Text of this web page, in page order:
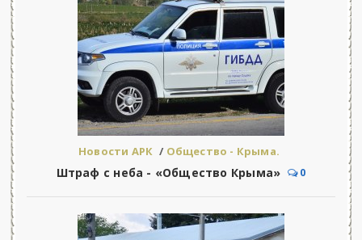
Новости АРК / Общество - Крыма.
Штраф с неба - «Общество Крыма» 0